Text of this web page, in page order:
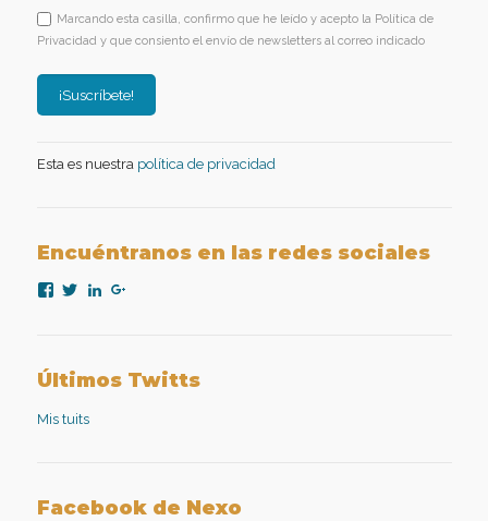
Marcando esta casilla, confirmo que he leído y acepto la Política de
Privacidad y que consiento el envío de newsletters al correo indicado
Esta es nuestra política de privacidad
Encuéntranos en las redes sociales
Ver
Facebook
Ver
Twitter
Ver
aplicada
en
Google+
Últimos Twitts
Mis tuits
Facebook de Nexo